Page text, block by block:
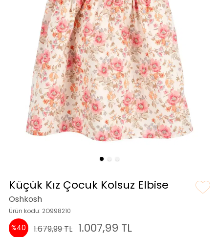
Küçük Kız Çocuk Kolsuz Elbise
Oshkosh
Ürün kodu: 2O998210
%40 1.679,99 TL 1.007,99 TL